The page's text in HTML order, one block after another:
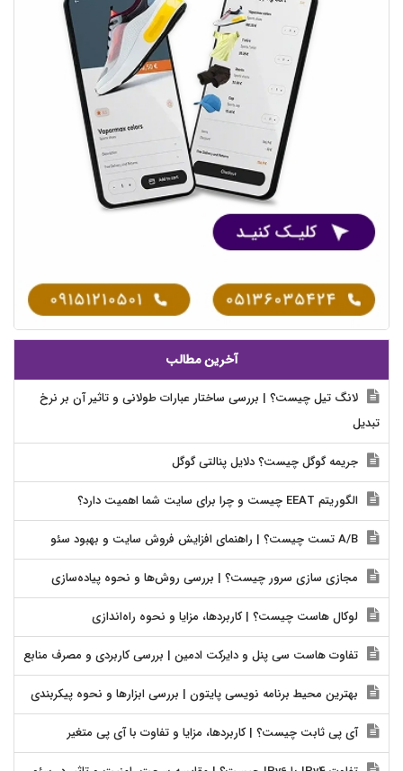
آخرین مطالب
لانگ تیل چیست؟ | بررسی ساختار عبارات طولانی و تاثیر آن بر نرخ
تبدیل
جریمه گوگل چیست؟ دلایل پنالتی گوگل
الگوریتم EEAT چیست و چرا برای سایت شما اهمیت دارد؟
مجازی سازی سرور چیست؟ | بررسی روش‌ها و نحوه پیاده‌سازی
لوکال هاست چیست؟ | کاربردها، مزایا و نحوه راه‌اندازی
تفاوت هاست سی پنل و دایرکت ادمین | بررسی کاربردی و مصرف منابع
بهترین محیط برنامه نویسی پایتون | بررسی ابزارها و نحوه پیکربندی
آی پی ثابت چیست؟ | کاربردها، مزایا و تفاوت با آی پی متغیر